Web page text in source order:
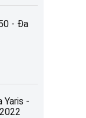
- Đa
Yaris -